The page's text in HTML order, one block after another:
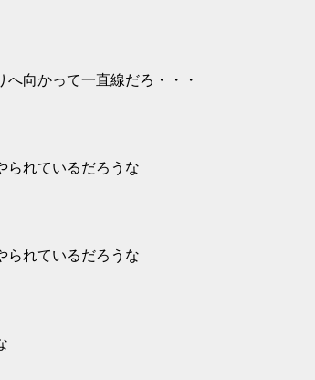
向かって一直線だろ・・・
られているだろうな
られているだろうな